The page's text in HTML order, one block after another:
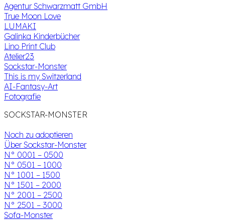
Agentur Schwarzmatt GmbH
True Moon Love
LUMAKI
Galinka Kinderbücher
Lino Print Club
Atelier23
Sockstar-Monster
This is my Switzerland
AI-Fantasy-Art
Fotografie
SOCKSTAR-MONSTER
Noch zu adoptieren
Über Sockstar-Monster
N° 0001 – 0500
N° 0501 – 1000
N° 1001 – 1500
N° 1501 – 2000
N° 2001 – 2500
N° 2501 – 3000
Sofa-Monster